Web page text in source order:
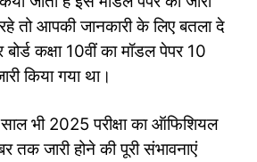
तो आपकी जानकारी के लिए बतला दे
बोर्ड कक्षा 10वीं का मॉडल पेपर 10
किया गया था।
भी 2025 परीक्षा का ऑफिशियल
तक जारी होने की पूरी संभावनाएं